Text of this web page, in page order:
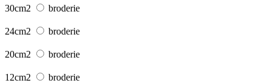
30cm2 broderie
24cm2 broderie
20cm2 broderie
12cm2 broderie